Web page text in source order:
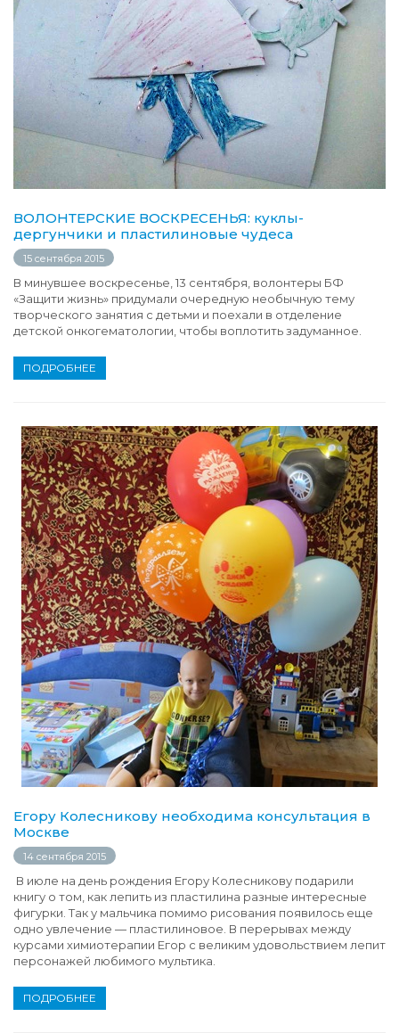
ВОЛОНТЕРСКИЕ ВОСКРЕСЕНЬЯ: куклы-
дергунчики и пластилиновые чудеса
15 сентября 2015
В минувшее воскресенье, 13 сентября, волонтеры БФ
«Защити жизнь» придумали очередную необычную тему
творческого занятия с детьми и поехали в отделение
детской онкогематологии, чтобы воплотить задуманное.
ПОДРОБНЕЕ
Егору Колесникову необходима консультация в
Москве
14 сентября 2015
В июле на день рождения Егору Колесникову подарили
книгу о том, как лепить из пластилина разные интересные
фигурки. Так у мальчика помимо рисования появилось еще
одно увлечение — пластилиновое. В перерывах между
курсами химиотерапии Егор с великим удовольствием лепит
персонажей любимого мультика.
ПОДРОБНЕЕ